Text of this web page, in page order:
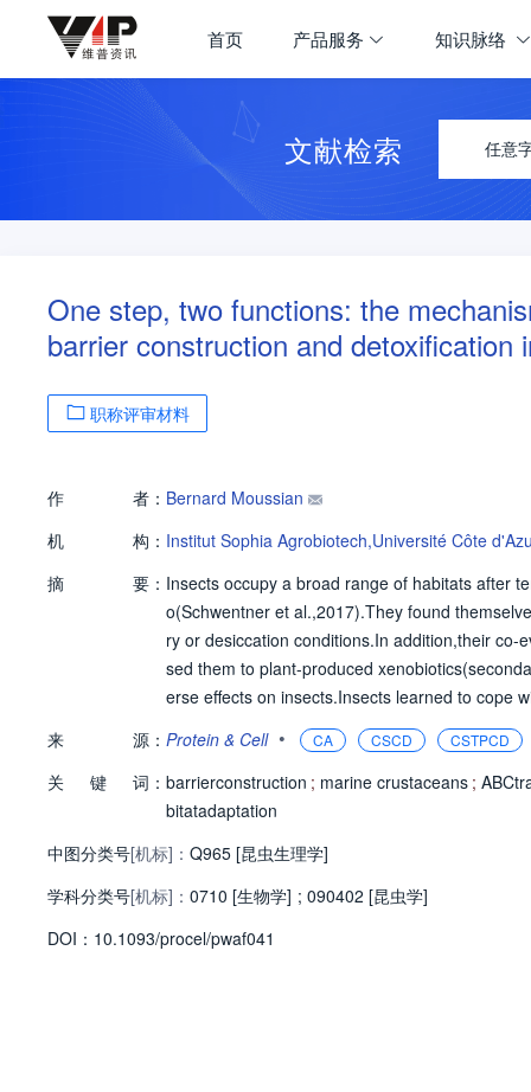
首页 产品服务 知识脉络
文献检索 任意
One step, two functions: the
barrier construction and detoxification
职称评审材料
作 者： Bernard Moussian
机
构： Institut Sophia Agrobiotech,Université Côte
摘
要： Insects occupy a broad range of habitats after
o(Schwentner et al.,2017).They found
ry or desiccation conditions.In addition,their
sed them to plant-produced
erse effects on insects.Insects learned to cope
ype ATP-binding
n all kingdoms of living organisms,using ATP
eby influencing the physiological milieus of both
来 源： Protein & Cell • CA CSCD CSTPCD
关 键 词： barrierconstruction ; marine crustaceans ;
bitatadaptation
中图分类号[机标]： Q965 [昆虫生理学]
学科分类号[机标]： 0710 [生物学] ; 090402 [昆虫学]
DOI： 10.1093/procel/pwaf041